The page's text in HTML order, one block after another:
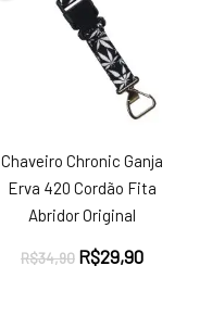
Chaveiro Chronic Ganja
Erva 420 Cordão Fita
Abridor Original
R$34,90 O
R$29,90O